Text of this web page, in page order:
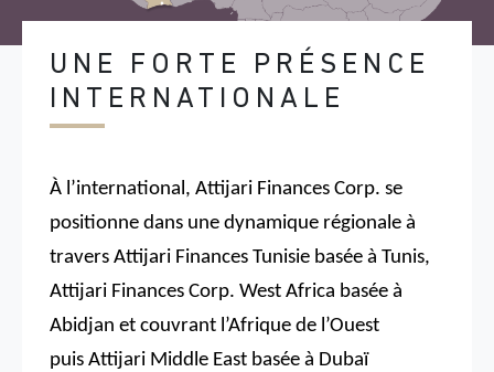
UNE FORTE PRÉSENCE
INTERNATIONALE
À l’international, Attijari Finances Corp. se
positionne dans une dynamique régionale à
travers Attijari Finances Tunisie basée à Tunis,
Attijari Finances Corp. West Africa basée à
Abidjan et couvrant l’Afrique de l’Ouest
puis Attijari Middle East basée à Dubaï